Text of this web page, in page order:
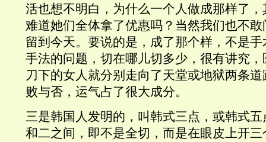
活也想不明白，为什么一个人做成那样了
难道她们全体拿了优惠吗？当然我们也不
留到今天。要说的是，成了那个样，不是
手法的问题，切在哪儿切多少，很有讲究
刀下的女人就分别走向了天堂或地狱两条
败与否，运气占了很大成分。
三是韩国人发明的，叫韩式三点，或韩式
和二之间，即不是全切，而是在眼皮上开